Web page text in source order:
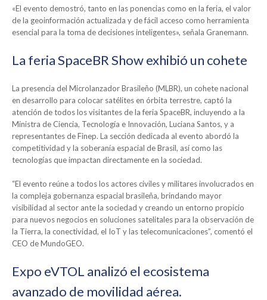
«El evento demostró, tanto en las ponencias como en la feria, el valor
de la geoinformación actualizada y de fácil acceso como herramienta
esencial para la toma de decisiones inteligentes», señala Granemann.
La feria SpaceBR Show exhibió un cohete
La presencia del Microlanzador Brasileño (MLBR), un cohete nacional
en desarrollo para colocar satélites en órbita terrestre, captó la
atención de todos los visitantes de la feria SpaceBR, incluyendo a la
Ministra de Ciencia, Tecnología e Innovación, Luciana Santos, y a
representantes de Finep. La sección dedicada al evento abordó la
competitividad y la soberanía espacial de Brasil, así como las
tecnologías que impactan directamente en la sociedad.
“El evento reúne a todos los actores civiles y militares involucrados en
la compleja gobernanza espacial brasileña, brindando mayor
visibilidad al sector ante la sociedad y creando un entorno propicio
para nuevos negocios en soluciones satelitales para la observación de
la Tierra, la conectividad, el IoT y las telecomunicaciones”, comentó el
CEO de MundoGEO.
Expo eVTOL analizó el ecosistema
avanzado de movilidad aérea.